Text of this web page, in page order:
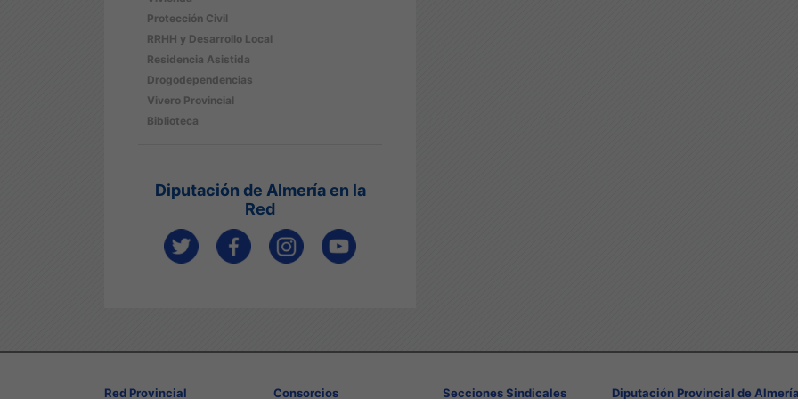
Protección Civil
RRHH y Desarrollo Local
Residencia Asistida
Drogodependencias
Vivero Provincial
Biblioteca
Diputación de Almería en la
Red
Red Provincial Consorcios Secciones Sindicales Diputación Provincial de